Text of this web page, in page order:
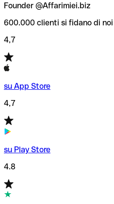
Founder @Affarimiei.biz
600.000 clienti si fidano di noi
4,7
su App Store
4,7
su Play Store
4.8